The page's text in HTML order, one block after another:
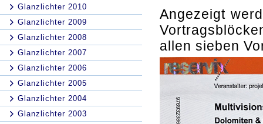
Glanzlichter 2010
Glanzlichter 2009
Glanzlichter 2008
Glanzlichter 2007
Glanzlichter 2006
Glanzlichter 2005
Glanzlichter 2004
Glanzlichter 2003
Angezeigt
allen sieben